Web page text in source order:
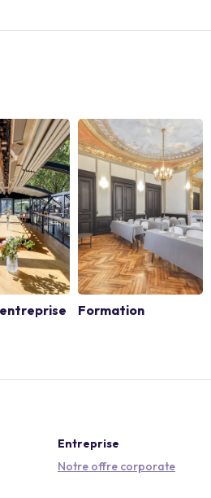
Formation
Entreprise
Notre offre corporate